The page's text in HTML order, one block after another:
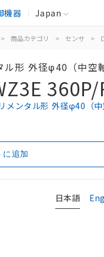
機器 Japan
> 商品カテゴリ > センサ >
形 外径φ40（中空
メンタル形 外径φ40（
に追加
日本語